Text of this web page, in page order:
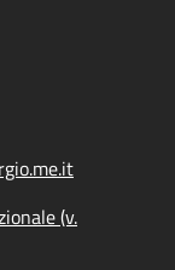
(v.